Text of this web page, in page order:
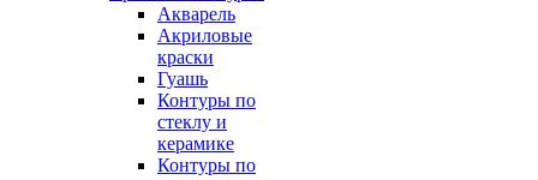
Акварель
Акриловые
краски
Гуашь
Контуры по
стеклу и
керамике
Контуры по